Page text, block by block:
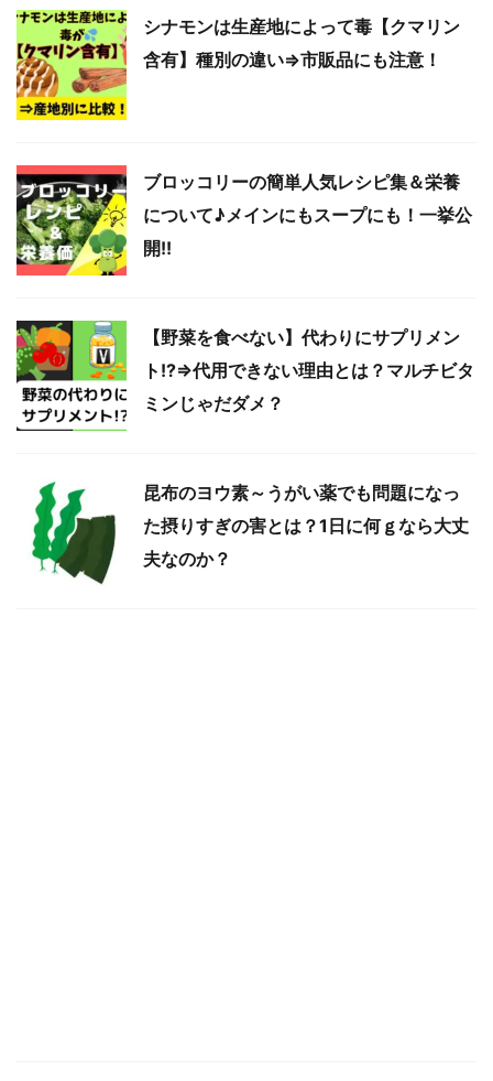
シナモンは生産地によって毒【クマリン
含有】種別の違い⇒市販品にも注意！
ブロッコリーの簡単人気レシピ集＆栄養
について♪メインにもスープにも！一挙公
開!!
【野菜を食べない】代わりにサプリメン
ト!?⇒代用できない理由とは？マルチビタ
ミンじゃだダメ？
昆布のヨウ素～うがい薬でも問題になっ
た摂りすぎの害とは？1日に何ｇなら大丈
夫なのか？